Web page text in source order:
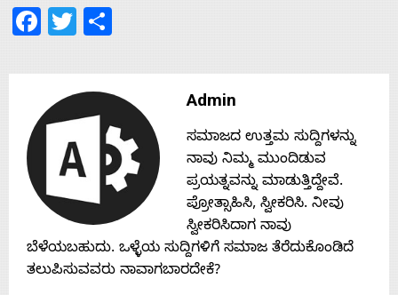
About
Us
Advertise
With
Facebook
Twitter
Admin
ಸಮಾಜದ ಉತ್ತಮ ಸುದ್ದಿಗಳನ್ನು
ನಾವು ನಿಮ್ಮ ಮುಂದಿಡುವ
ಪ್ರಯತ್ನವನ್ನು ಮಾಡುತ್ತಿದ್ದೇವೆ.
ಪ್ರೋತ್ಸಾಹಿಸಿ, ಸ್ವೀಕರಿಸಿ. ನೀವು
ಸ್ವೀಕರಿಸಿದಾಗ ನಾವು
ಬೆಳೆಯಬಹುದು. ಒಳ್ಳೆಯ ಸುದ್ದಿಗಳಿಗೆ ಸಮಾಜ ತೆರೆದುಕೊಂಡಿದೆ
ತಲುಪಿಸುವವರು ನಾವಾಗಬಾರದೇಕೆ?